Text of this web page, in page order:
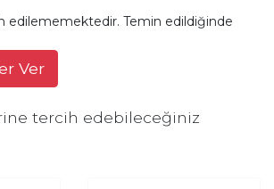
edilememektedir. Temin edildiğinde
Ver
tercih edebileceğiniz